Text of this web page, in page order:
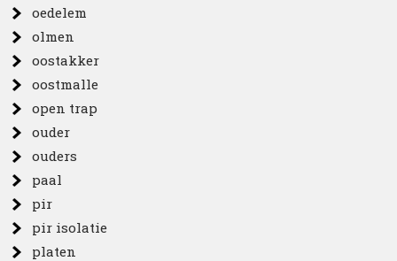
oedelem
olmen
oostakker
oostmalle
open trap
ouder
ouders
paal
pir
pir isolatie
platen